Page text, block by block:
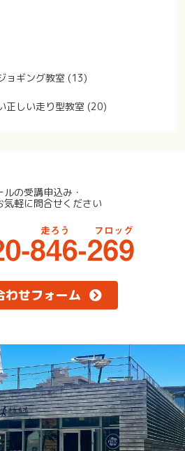
ョギング教室 (13)
正しい走り型教室 (20)
ルの受講申込み・
気軽に問合せください
わせフォーム